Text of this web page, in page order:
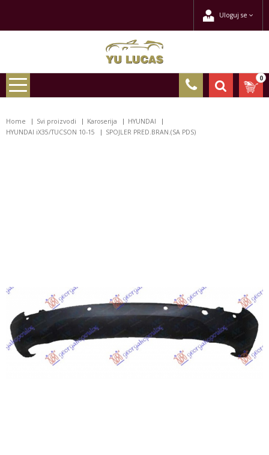
Uloguj se
0
Home Svi proizvodi Karoserija
HYUNDAI
HYUNDAI iX35/TUCSON 10-15
SPOJLER PRED.BRAN.(SA PDS)